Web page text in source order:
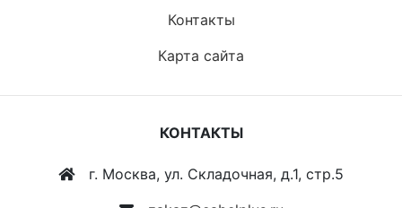
Контакты
Карта сайта
КОНТАКТЫ
г. Москва, ул. Складочная, д.1, стр.5